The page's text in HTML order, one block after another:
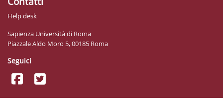
Help desk
Sapienza Università di Roma
Piazzale Aldo Moro 5, 00185 Roma
Seguici